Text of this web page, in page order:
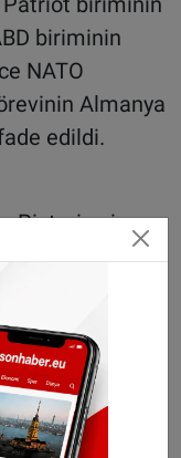
biriminin
NATO
Almanya
edildi.
Pistorius ise
artan rolünü
Almanya
dikkat
önemli